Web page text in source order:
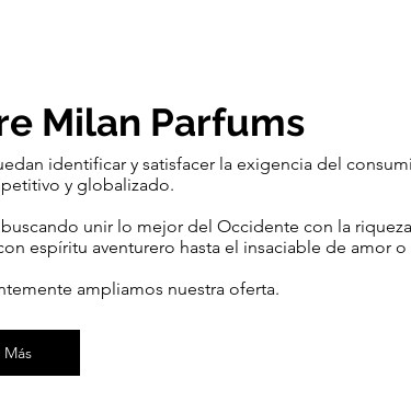
Milan Parfums
identificar y satisfacer la exigencia del
y globalizado.
unir lo mejor del Occidente con la
espíritu aventurero hasta el insaciable de amor
ampliamos nuestra oferta.
Más